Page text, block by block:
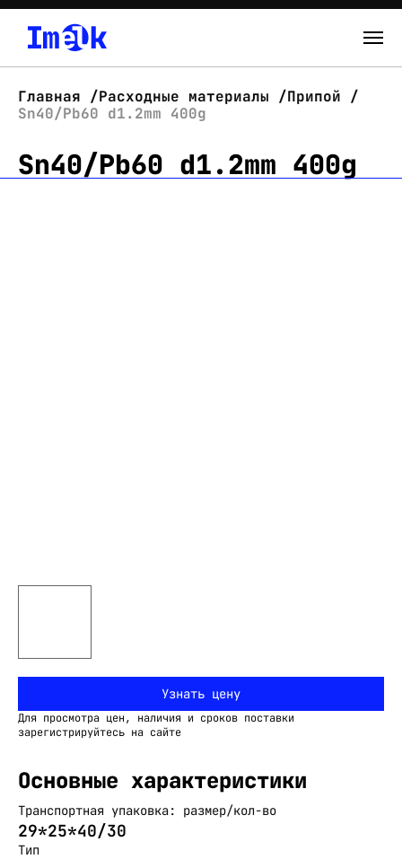
О нас
Новости
Главная Расходные материалы
Припой
Sn40/Pb60 d1.2mm 400g
Sn40/Pb60 d1.2mm 400g
Узнать цену
Для просмотра цен, наличия и сроков поставки
зарегистрируйтесь на сайте
Основные характеристики
Транспортная упаковка: размер/кол-во
29*25*40/30
Тип